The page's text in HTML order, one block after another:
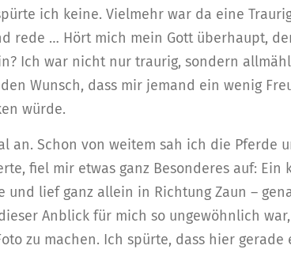
ich keine. Vielmehr war da eine
rede … Hört mich mein Gott überhaupt,
Ich war nicht nur traurig, sondern
Wunsch, dass mir jemand ein wenig
würde.
an. Schon von weitem sah ich die Pferde
fiel mir etwas ganz Besonderes auf: Ein
und lief ganz allein in Richtung Zaun –
Anblick für mich so ungewöhnlich
zu machen. Ich spürte, dass hier